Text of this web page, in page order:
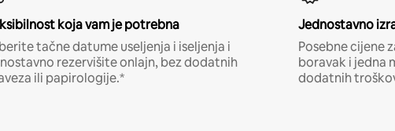
koja vam je potrebna
tačne datume useljenja i iseljenja i
rezervišite onlajn, bez dodatnih
ili papirologije.*
Jednostavno
Posebne cijene
boravak i jedna
dodatnih